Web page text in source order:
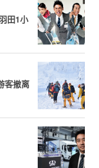
田1小
客撤离